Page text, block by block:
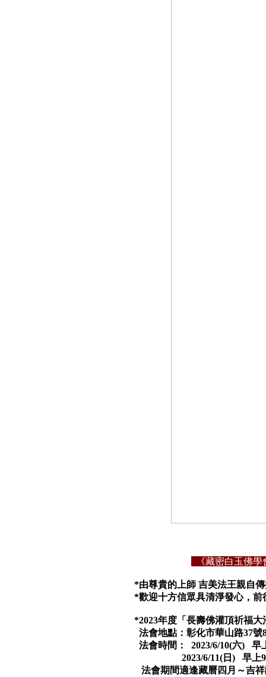
《藏密白玉佛學
*由尊貴的上師 吉美法王親自
*歡迎十方信眾具清淨發心，
*2023年度「長壽佛灌頂祈福
法會地點： 彰化市華山路37號
法會時間： 2023/6/10(六) 早
2023/6/11(日) 早上
法會期間適逢藏曆四月～吉